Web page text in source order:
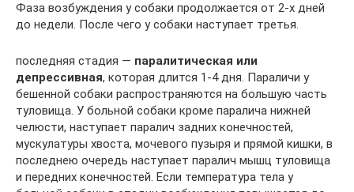
Фаза возбуждения у собаки продолжается от 2-х дней
до недели. После чего у собаки наступает третья.
последняя стадия — паралитическая или
депрессивная, которая длится 1-4 дня. Параличи у
бешенной собаки распространяются на большую часть
туловища. У больной собаки кроме паралича нижней
челюсти, наступает паралич задних конечностей,
мускулатуры хвоста, мочевого пузыря и прямой кишки, в
последнею очередь наступает паралич мышц туловища
и передних конечностей. Если температура тела у